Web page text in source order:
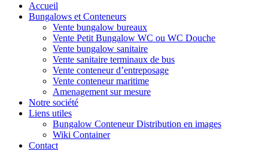
Accueil
Bungalows et Conteneurs
Vente bungalow bureaux
Vente Petit Bungalow WC ou WC Douche
Vente bungalow sanitaire
Vente sanitaire terminaux de bus
Vente conteneur d’entreposage
Vente conteneur maritime
Amenagement sur mesure
Notre société
Liens utiles
Bungalow Conteneur Distribution en images
Wiki Container
Contact